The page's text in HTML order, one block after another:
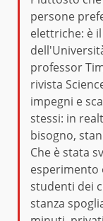
persone
elettriche: è
professor
rivista
impegni e
stessi: in
bisogno,
Che è stata
esperimento
studenti dei
stanza